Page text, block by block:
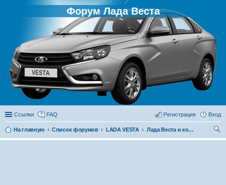
Форум Лада Веста
Ссылки FAQ Вход
Регистрация
На главную Список форумов LADA VESTA
Лада Веста и конкуренты
ои